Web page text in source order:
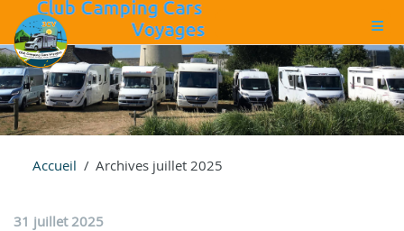
Accueil Archives juillet 2025
31 juillet 2025